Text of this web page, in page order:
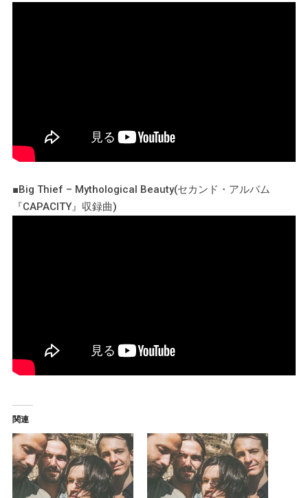
■Big Thief – Mythological Beauty(セカンド・アルバム
『CAPACITY』収録曲)
関連